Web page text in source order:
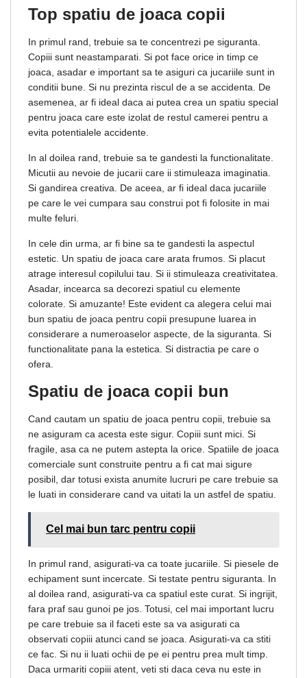
Top spatiu de joaca copii
In primul rand, trebuie sa te concentrezi pe siguranta.
Copiii sunt neastamparati. Si pot face orice in timp ce
joaca, asadar e important sa te asiguri ca jucariile sunt in
conditii bune. Si nu prezinta riscul de a se accidenta. De
asemenea, ar fi ideal daca ai putea crea un spatiu special
pentru joaca care este izolat de restul camerei pentru a
evita potentialele accidente.
In al doilea rand, trebuie sa te gandesti la functionalitate.
Micutii au nevoie de jucarii care ii stimuleaza imaginatia.
Si gandirea creativa. De aceea, ar fi ideal daca jucariile
pe care le vei cumpara sau construi pot fi folosite in mai
multe feluri.
In cele din urma, ar fi bine sa te gandesti la aspectul
estetic. Un spatiu de joaca care arata frumos. Si placut
atrage interesul copilului tau. Si ii stimuleaza creativitatea.
Asadar, incearca sa decorezi spatiul cu elemente
colorate. Si amuzante! Este evident ca alegera celui mai
bun spatiu de joaca pentru copii presupune luarea in
considerare a numeroaselor aspecte, de la siguranta. Si
functionalitate pana la estetica. Si distractia pe care o
ofera.
Spatiu de joaca copii bun
Cand cautam un spatiu de joaca pentru copii, trebuie sa
ne asiguram ca acesta este sigur. Copiii sunt mici. Si
fragile, asa ca ne putem astepta la orice. Spatiile de joaca
comerciale sunt construite pentru a fi cat mai sigure
posibil, dar totusi exista anumite lucruri pe care trebuie sa
le luati in considerare cand va uitati la un astfel de spatiu.
Cel mai bun tarc pentru copii
In primul rand, asigurati-va ca toate jucariile. Si piesele de
echipament sunt incercate. Si testate pentru siguranta. In
al doilea rand, asigurati-va ca spatiul este curat. Si ingrijit,
fara praf sau gunoi pe jos. Totusi, cel mai important lucru
pe care trebuie sa il faceti este sa va asigurati ca
observati copiii atunci cand se joaca. Asigurati-va ca stiti
ce fac. Si nu ii luati ochii de pe ei pentru prea mult timp.
Daca urmariti copiii atent, veti sti daca ceva nu este in